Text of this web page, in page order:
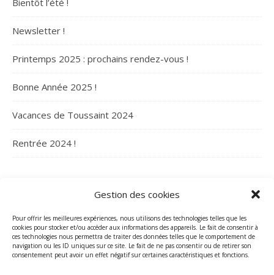
Gestion des cookies
Pour offrir les meilleures expériences, nous utilisons des technologies telles que les
cookies pour stocker et/ou accéder aux informations des appareils. Le fait de consentir à
ces technologies nous permettra de traiter des données telles que le comportement de
navigation ou les ID uniques sur ce site. Le fait de ne pas consentir ou de retirer son
consentement peut avoir un effet négatif sur certaines caractéristiques et fonctions.
Newsletter !
Printemps 2025 : prochains rendez-vous !
Bonne Année 2025 !
Vacances de Toussaint 2024
Rentrée 2024 !
ARCHIVES
Archives